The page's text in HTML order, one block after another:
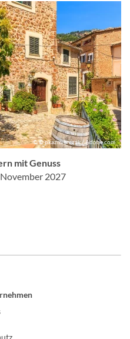
© © pkazmierczak / Adobe.com
mit Genuss
2027